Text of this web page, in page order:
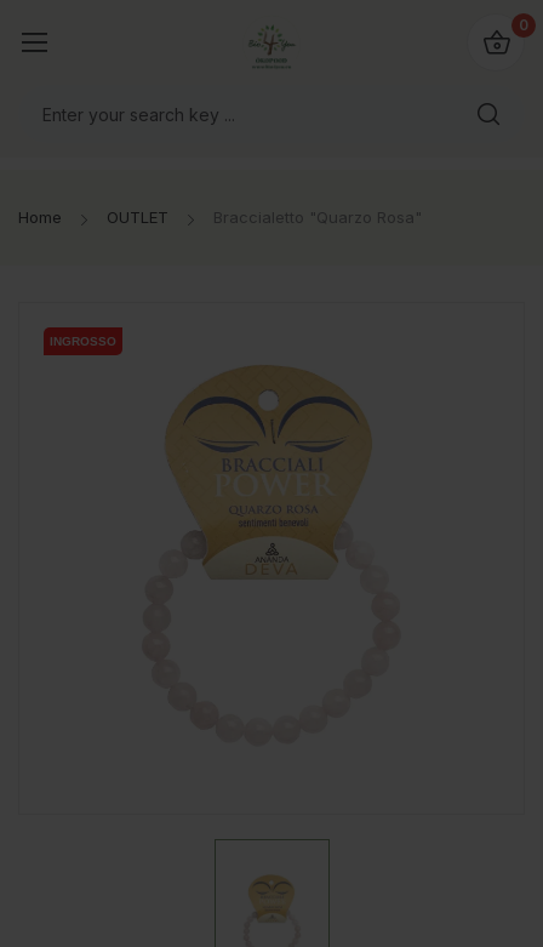
mondo!
0
Home OUTLET Braccialetto "Quarzo Rosa"
INGROSSO